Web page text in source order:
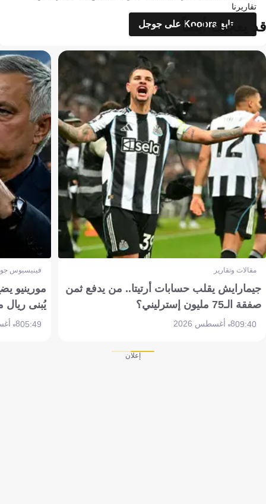
تقاريرنا
تابع Kooora على جوجل
قد يعجبك أيضاً
مقالات وتقارير
جيمارايش يقلب حسابات أرتيتا.. من يدفع ثمن
صفقة الـ75 مليون إسترليني؟
09:408 أغسطس 2026
فينيسيوس
مورينيو
يُبنى ريال
05:498 أغسطس 2026
إعلان